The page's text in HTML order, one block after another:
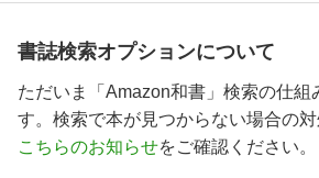
書誌検索オプションについて
ただいま「Amazon和書」検索の仕組
す。検索で本が見つからない場合の
こちらのお知らせをご確認ください。